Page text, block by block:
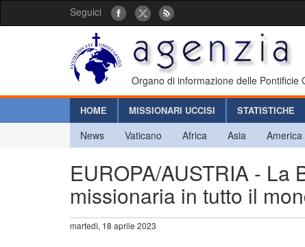
Seguici
Organo di informazione delle Pontificie
HOME MISSIONARI UCCISI STATISTICHE
News Vaticano Africa Asia America
EUROPA/AUSTRIA - La
missionaria in tutto il
martedì, 18 aprile 2023